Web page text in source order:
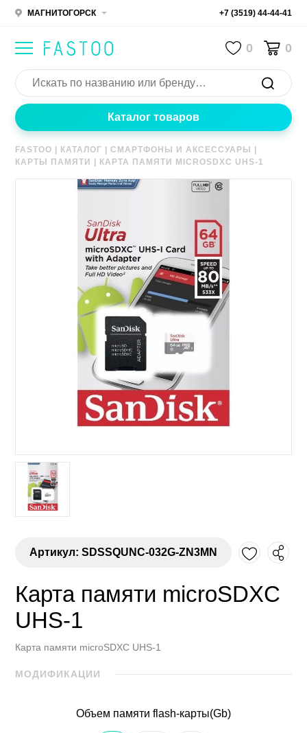
МАГНИТОГОРСК +7 (3519) 44-44-41
0 0
Каталог товаров
FASTOO КАТАЛОГ |СМАРТФОНЫ И АКСЕССУАРЫ
КАРТЫ ПАМЯТИ
КАРТА ПАМЯТИ MICROSDXC UHS-1
Артикул: SDSSQUNC-032G-ZN3MN
Карта памяти microSDXC
UHS-1
Карта памяти microSDXC UHS-1
МОДИФИКАЦИИ
Объем памяти flash-карты(Gb)